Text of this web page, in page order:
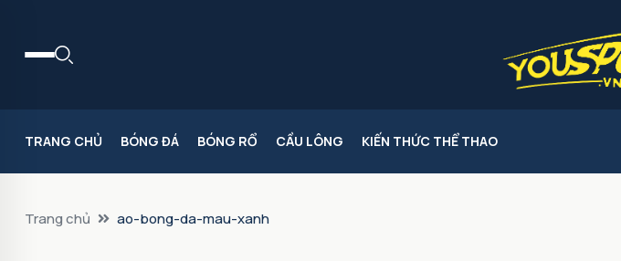
TRANG CHỦ BÓNG ĐÁ BÓNG RỔ CẦU LÔNG KIẾN THỨC THỂ THAO
Trang chủ ao-bong-da-mau-xanh